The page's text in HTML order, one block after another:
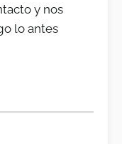
y nos
lo antes